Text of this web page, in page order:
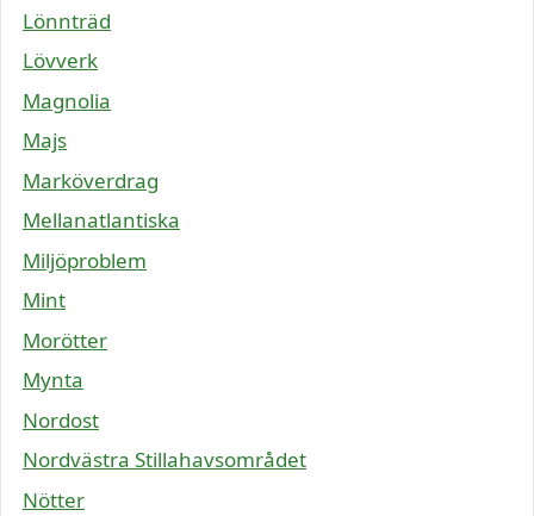
Lönnträd
Lövverk
Magnolia
Majs
Marköverdrag
Mellanatlantiska
Miljöproblem
Mint
Morötter
Mynta
Nordost
Nordvästra Stillahavsområdet
Nötter